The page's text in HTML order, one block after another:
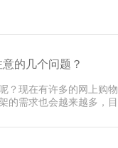
的几个问题？
？现在有许多的网上购物
的需求也会越来越多，目